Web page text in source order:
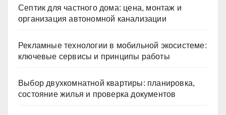
Септик для частного дома: цена, монтаж и
организация автономной канализации
Рекламные технологии в мобильной экосистеме:
ключевые сервисы и принципы работы
Выбор двухкомнатной квартиры: планировка,
состояние жилья и проверка документов